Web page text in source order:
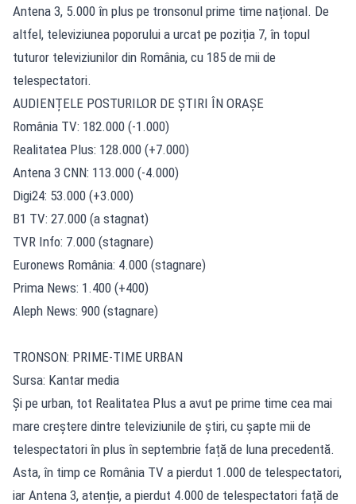
Antena 3, 5.000 în plus pe tronsonul prime time național. De
altfel, televiziunea poporului a urcat pe poziția 7, în topul
tuturor televiziunilor din România, cu 185 de mii de
telespectatori.
AUDIENȚELE POSTURILOR DE ȘTIRI ÎN ORAȘE
România TV: 182.000 (-1.000)
Realitatea Plus: 128.000 (+7.000)
Antena 3 CNN: 113.000 (-4.000)
Digi24: 53.000 (+3.000)
B1 TV: 27.000 (a stagnat)
TVR Info: 7.000 (stagnare)
Euronews România: 4.000 (stagnare)
Prima News: 1.400 (+400)
Aleph News: 900 (stagnare)
TRONSON: PRIME-TIME URBAN
Sursa: Kantar media
Și pe urban, tot Realitatea Plus a avut pe prime time cea mai
mare creștere dintre televiziunile de știri, cu șapte mii de
telespectatori în plus în septembrie față de luna precedentă.
Asta, în timp ce România TV a pierdut 1.000 de telespectatori,
iar Antena 3, atenție, a pierdut 4.000 de telespectatori față de